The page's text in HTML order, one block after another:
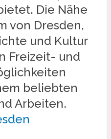
Die Nähe
von Dresden,
und Kultur
Freizeit- und
beliebten
Arbeiten.